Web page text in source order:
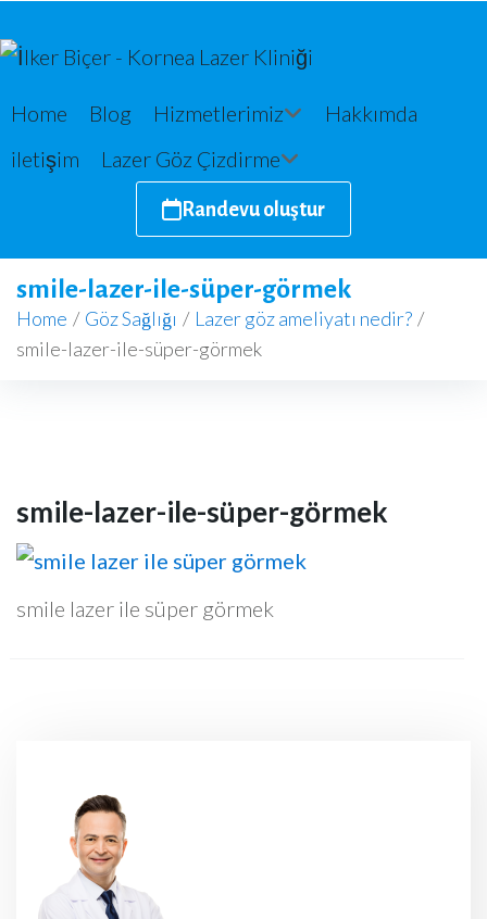
Home Blog Hizmetlerimiz
Hakkımda
iletişim
Lazer Göz Çizdirme
Randevu oluştur
smile-lazer-ile-süper-görmek
Home / Göz Sağlığı / Lazer göz ameliyatı nedir? /
smile-lazer-ile-süper-görmek
smile-lazer-ile-süper-görmek
smile lazer ile süper görmek